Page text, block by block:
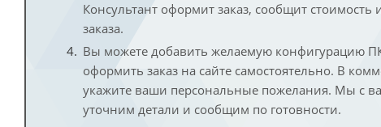
Консультант оформит заказ, сообщит стоимость
заказа.
Вы можете добавить желаемую конфигурацию
оформить заказ на сайте самостоятельно. В
укажите ваши персональные пожелания. Мы с
уточним детали и сообщим по готовности.